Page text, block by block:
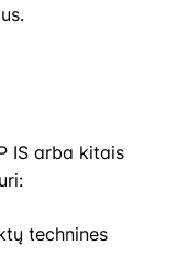
IS arba kitais
technines